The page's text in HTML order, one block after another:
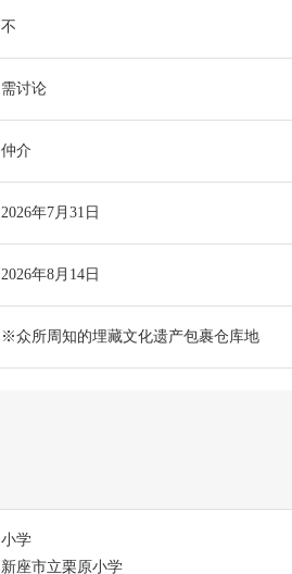
不
需讨论
仲介
2026年7月31日
2026年8月14日
※众所周知的埋藏文化遗产包裹仓库地
小学
新座市立栗原小学